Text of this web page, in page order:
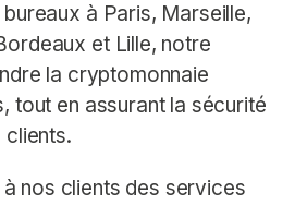
à Paris, Marseille,
et Lille, notre
la cryptomonnaie
tout en assurant la sécurité
clients.
nos clients des services